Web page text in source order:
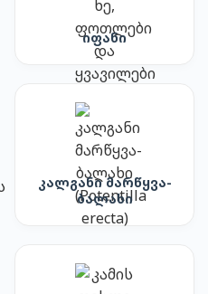
იფანი
კალგანი მარწყვა-
ბალახი